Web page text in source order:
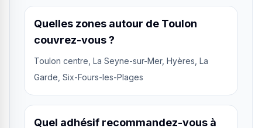
Quelles zones autour de Toulon
couvrez-vous ?
Toulon centre, La Seyne-sur-Mer, Hyères, La
Garde, Six-Fours-les-Plages
Quel adhésif recommandez-vous à